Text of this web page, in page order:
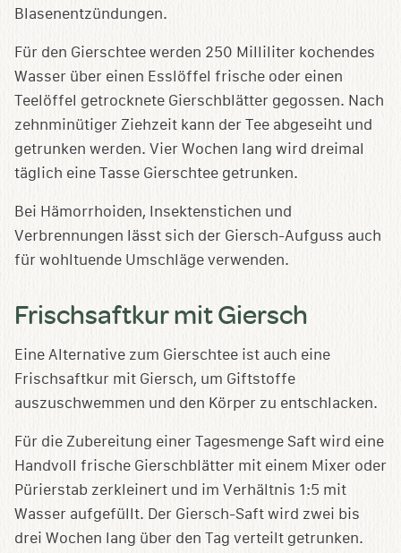
Blasenentzündungen.
Für den Gierschtee werden 250 Milliliter kochendes
Wasser über einen Esslöffel frische oder einen
Teelöffel getrocknete Gierschblätter gegossen. Nach
zehnminütiger Ziehzeit kann der Tee abgeseiht und
getrunken werden. Vier Wochen lang wird dreimal
täglich eine Tasse Gierschtee getrunken.
Bei Hämorrhoiden, Insektenstichen und
Verbrennungen lässt sich der Giersch-Aufguss auch
für wohltuende Umschläge verwenden.
Frischsaftkur mit Giersch
Eine Alternative zum Gierschtee ist auch eine
Frischsaftkur mit Giersch, um Giftstoffe
auszuschwemmen und den Körper zu entschlacken.
Für die Zubereitung einer Tagesmenge Saft wird eine
Handvoll frische Gierschblätter mit einem Mixer oder
Pürierstab zerkleinert und im Verhältnis 1:5 mit
Wasser aufgefüllt. Der Giersch-Saft wird zwei bis
drei Wochen lang über den Tag verteilt getrunken.